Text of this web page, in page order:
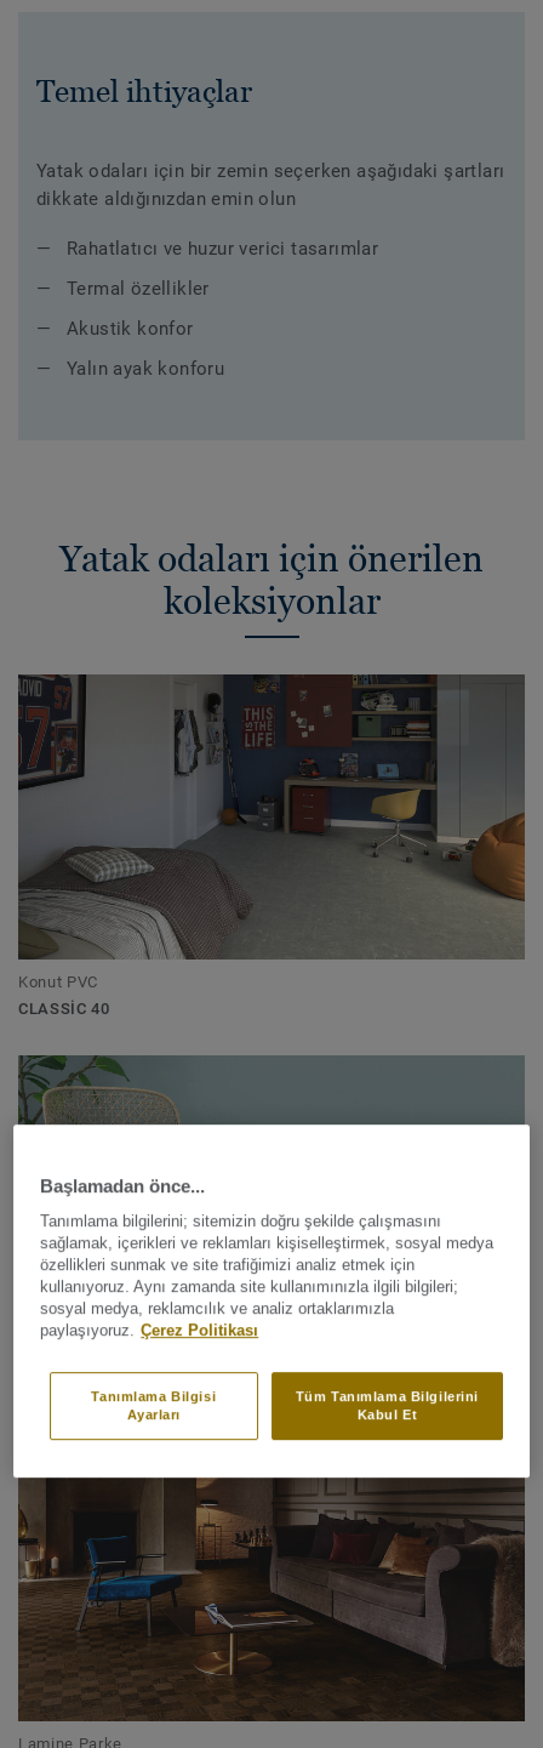
Temel ihtiyaçlar
Yatak odaları için bir zemin seçerken aşağıdaki şartları
dikkate aldığınızdan emin olun
Rahatlatıcı ve huzur verici tasarımlar
Termal özellikler
Akustik konfor
Yalın ayak konforu
Yatak odaları için önerilen
koleksiyonlar
Konut PVC
CLASSIC 40
TOPAZ 70
Lamine Parke
Başlamadan önce...
Tanımlama bilgilerini; sitemizin doğru şekilde çalışmasını
sağlamak, içerikleri ve reklamları kişiselleştirmek, sosyal medya
özellikleri sunmak ve site trafiğimizi analiz etmek için
kullanıyoruz. Aynı zamanda site kullanımınızla ilgili bilgileri;
sosyal medya, reklamcılık ve analiz ortaklarımızla
paylaşıyoruz. Çerez Politikası
Tüm Tanımlama Bilgilerini
Kabul Et
Tanımlama Bilgisi
Ayarları